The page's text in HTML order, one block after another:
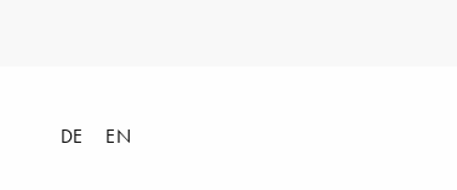
DE EN